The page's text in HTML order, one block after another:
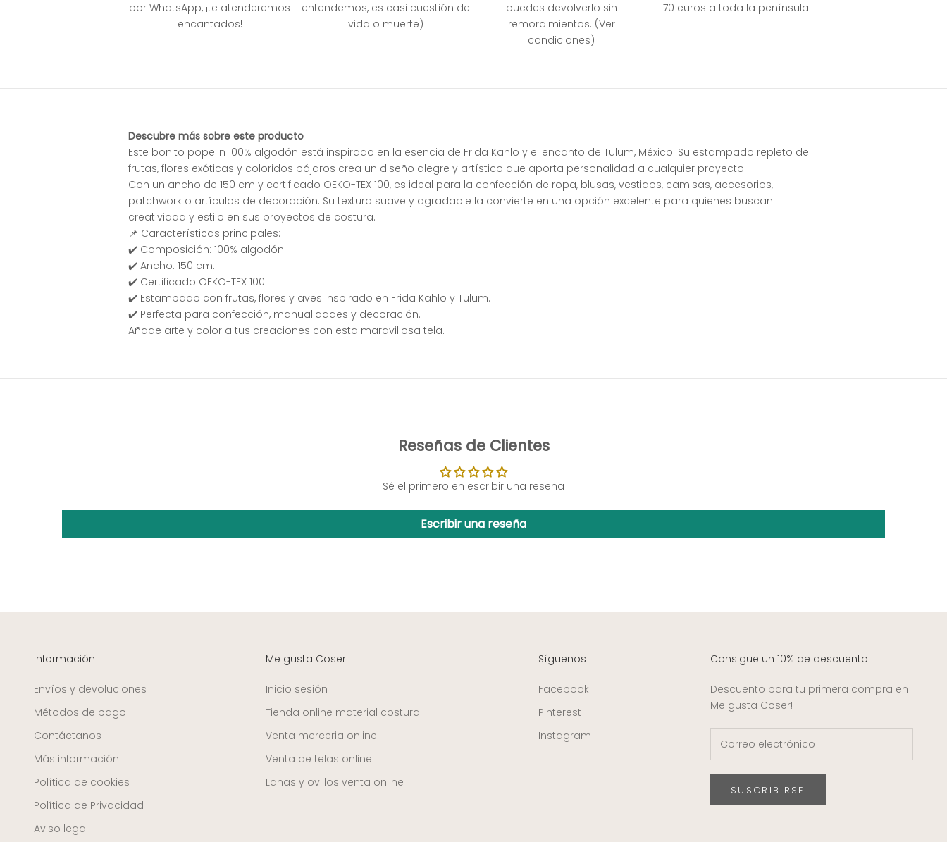
por WhatsApp, ¡te atenderemos
encantados!
entendemos, es casi cuestión de
vida o muerte)
puedes devolverlo sin
remordimientos. (Ver
condiciones)
70 euros a toda la península.
Descubre más sobre este producto
Este bonito popelin 100% algodón está inspirado en la esencia de Frida Kahlo y el encanto de Tulum, México. Su estampado repleto de
frutas, flores exóticas y coloridos pájaros crea un diseño alegre y artístico que aporta personalidad a cualquier proyecto.
Con un ancho de 150 cm y certificado OEKO-TEX 100, es ideal para la confección de ropa, blusas, vestidos, camisas, accesorios,
patchwork o artículos de decoración. Su textura suave y agradable la convierte en una opción excelente para quienes buscan
creatividad y estilo en sus proyectos de costura.
📌 Características principales:
✔️ Composición: 100% algodón.
✔️ Ancho: 150 cm.
✔️ Certificado OEKO-TEX 100.
✔️ Estampado con frutas, flores y aves inspirado en Frida Kahlo y Tulum.
✔️ Perfecta para confección, manualidades y decoración.
Añade arte y color a tus creaciones con esta maravillosa tela.
Reseñas de Clientes
Sé el primero en escribir una reseña
Escribir una reseña
Información
Envíos y devoluciones
Métodos de pago
Contáctanos
Más información
Política de cookies
Política de Privacidad
Aviso legal
Me gusta Coser
Inicio sesión
Tienda online material costura
Venta merceria online
Venta de telas online
Lanas y ovillos venta online
Síguenos
Facebook
Pinterest
Instagram
Consigue un 10% de descuento
Descuento para tu primera compra en
Me gusta Coser!
SUSCRIBIRSE